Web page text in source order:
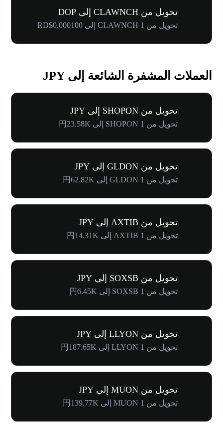
تحويل من CLAWNCH إلى DOP
تحويل من 1 CLAWNCH إلى RD$0.000100
العملات المشفرة الشائعة إلى JPY
تحويل من SHOPON إلى JPY
تحويل من 1 SHOPON إلى 円23.58K
تحويل من GLDON إلى JPY
تحويل من 1 GLDON إلى 円62.82K
تحويل من AXTIB إلى JPY
تحويل من 1 AXTIB إلى 円14.31K
تحويل من SOXSB إلى JPY
تحويل من 1 SOXSB إلى 円6.45K
تحويل من LLYON إلى JPY
تحويل من 1 LLYON إلى 円187.65K
تحويل من MUON إلى JPY
تحويل من 1 MUON إلى 円139.77K